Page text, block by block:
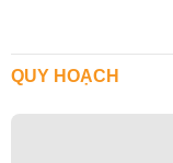
QUY HOẠCH